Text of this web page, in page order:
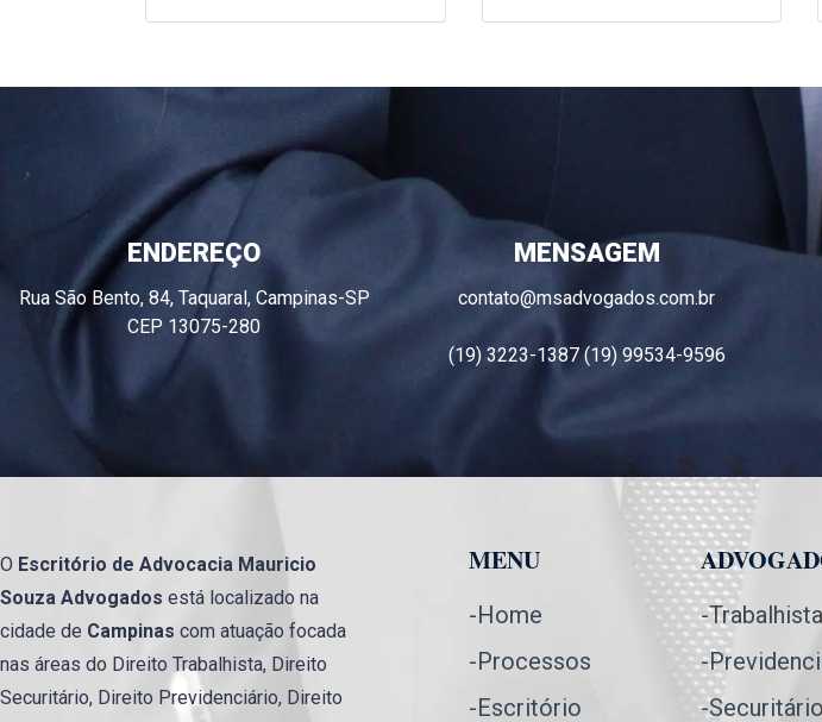
ENDEREÇO
Rua São Bento, 84, Taquaral, Campinas-SP
CEP 13075-280
MENSAGEM
contato@msadvogados.com.br
(19) 3223-1387 (19) 99534-9596
O Escritório de Advocacia Mauricio
Souza Advogados está localizado na
cidade de Campinas com atuação focada
nas áreas do Direito Trabalhista, Direito
Securitário, Direito Previdenciário, Direito
MENU
-Home
-Processos
-Escritório
-Trabalhista
-
-Securitário